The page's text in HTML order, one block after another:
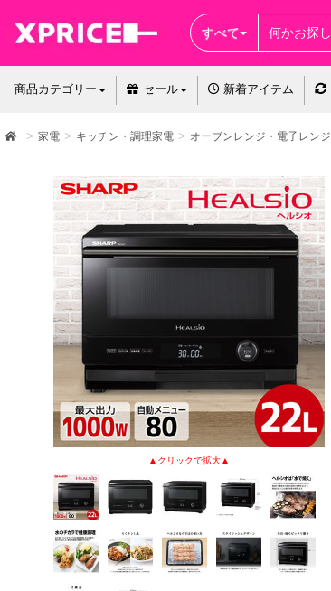
すべて
商品カテゴリー セール 新着アイテム
家電 キッチン・調理家電 オーブンレンジ・電子レンジ